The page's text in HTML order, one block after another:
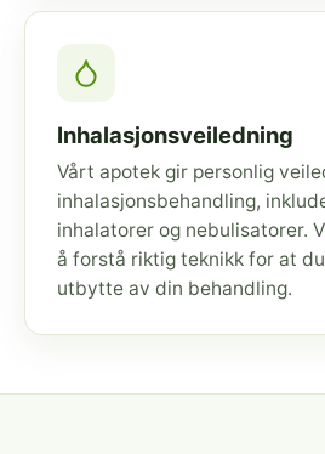
Inhalasjonsveiledning
Vårt apotek gir personlig
inhalasjonsbehandling,
inhalatorer og nebulisatorer.
å forstå riktig teknikk for at
utbytte av din behandling.